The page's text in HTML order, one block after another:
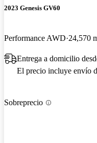
2023 Genesis GV60
Performance AWD 24,570
Entrega a domicilio
El precio incluye envío
Sobreprecio